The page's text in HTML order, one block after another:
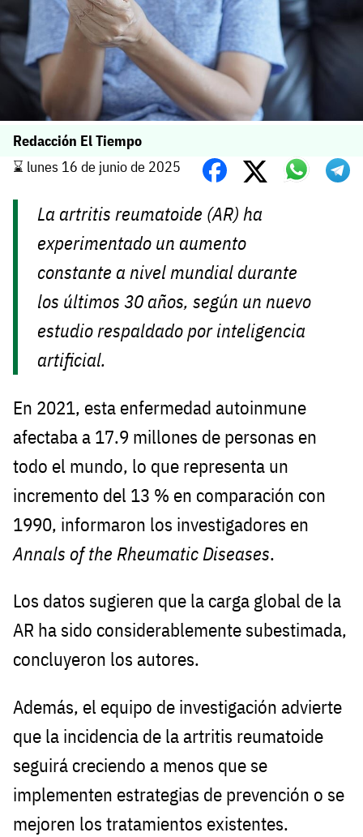
Redacción El Tiempo
⌛️ lunes 16 de junio de 2025
La artritis reumatoide (AR) ha
experimentado un aumento
constante a nivel mundial durante
los últimos 30 años, según un nuevo
estudio respaldado por inteligencia
artificial.
En 2021, esta enfermedad autoinmune
afectaba a 17.9 millones de personas en
todo el mundo, lo que representa un
incremento del 13 % en comparación con
1990, informaron los investigadores en
Annals of the Rheumatic Diseases.
Los datos sugieren que la carga global de la
AR ha sido considerablemente subestimada,
concluyeron los autores.
Además, el equipo de investigación advierte
que la incidencia de la artritis reumatoide
seguirá creciendo a menos que se
implementen estrategias de prevención o se
mejoren los tratamientos existentes.